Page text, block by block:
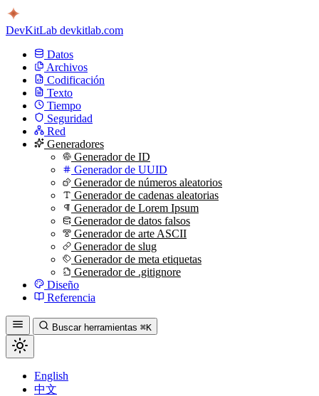
DevKitLab devkitlab.com
Datos
Archivos
Codificación
Texto
Tiempo
Seguridad
Red
Generadores
Generador de ID
Generador de UUID
Generador de números aleatorios
Generador de cadenas aleatorias
Generador de Lorem Ipsum
Generador de datos falsos
Generador de arte ASCII
Generador de slug
Generador de meta etiquetas
Generador de .gitignore
Diseño
Referencia
Buscar herramientas ⌘K
English
中文